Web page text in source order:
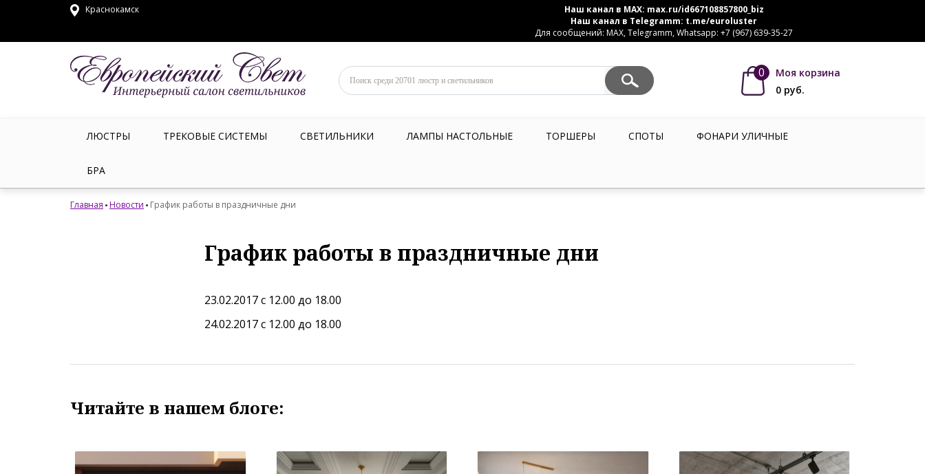
Краснокамск Наш канал в MAX: max.ru/id667108857800_biz
Наш канал в Telegramm: t.me/euroluster
Для сообщений: MAX, Telegramm, Whatsapp: +7 (967) 639-35-27
0
Моя корзина
0 руб.
ЛЮСТРЫ ТРЕКОВЫЕ СИСТЕМЫ СВЕТИЛЬНИКИ ЛАМПЫ НАСТОЛЬНЫЕ ТОРШЕРЫ СПОТЫ ФОНАРИ УЛИЧНЫЕ
БРА
Главная Новости График работы в праздничные дни
График работы в праздничные дни
23.02.2017 с 12.00 до 18.00
24.02.2017 с 12.00 до 18.00
Читайте в нашем блоге: